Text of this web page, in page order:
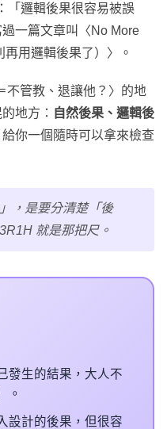
「邏輯後果很容易被誤
一篇文章叫〈No More
用邏輯後果了）〉。
不管教、退讓他？〉的地
地方： 自然後果、邏輯後
給你一個隨時可以拿來檢查
，是要分清楚「後
就是那把尺。
生的結果，大人不
。
計的後果，但很容